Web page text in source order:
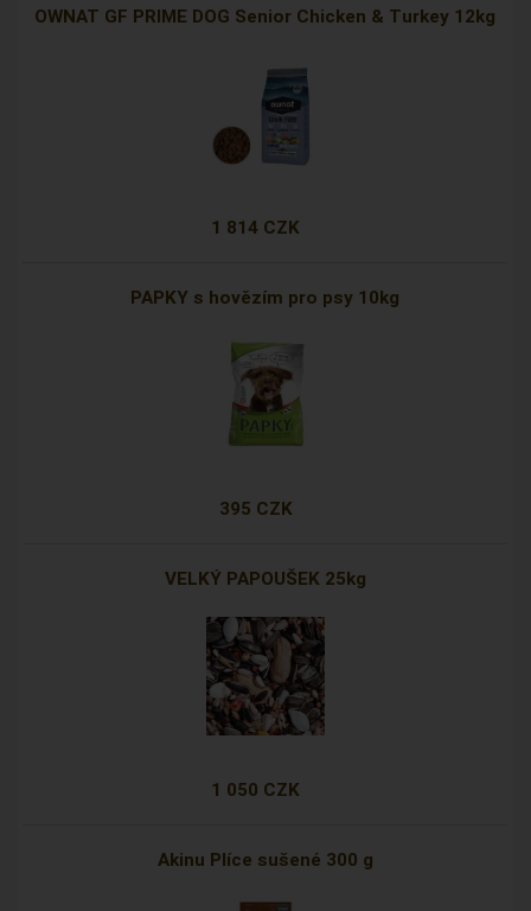
OWNAT GF PRIME DOG Senior Chicken & Turkey 12kg
1 814 CZK
PAPKY s hovězím pro psy 10kg
395 CZK
VELKÝ PAPOUŠEK 25kg
1 050 CZK
Akinu Plíce sušené 300 g